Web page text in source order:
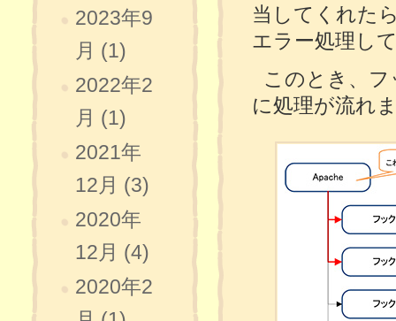
当してくれた
エラー処理し
このとき、
に処理が流れ
2023年9
月 (1)
2022年2
月 (1)
2021年
12月 (3)
2020年
12月 (4)
2020年2